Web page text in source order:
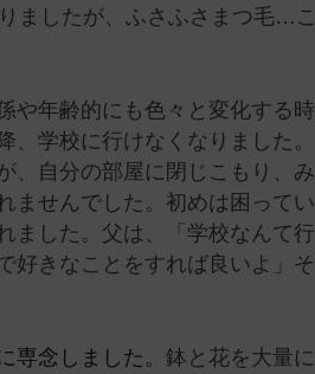
ましたが、ふさふさまつ毛…こ
や年齢的にも色々と変化する時
学校に行けなくなりました。
、自分の部屋に閉じこもり、み
ませんでした。初めは困ってい
ました。父は、「学校なんて行
好きなことをすれば良いよ」そ
専念しました。鉢と花を大量に